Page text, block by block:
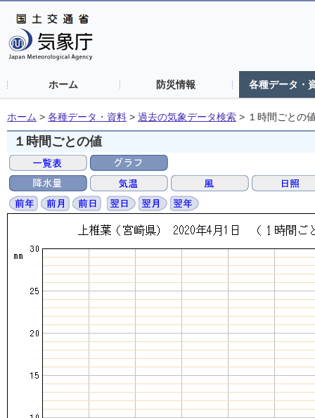
ホーム 防災情報 各種データ・
ホーム > 各種データ・資料 > 過去の気象データ検索 > １時間ごとの
１時間ごとの値